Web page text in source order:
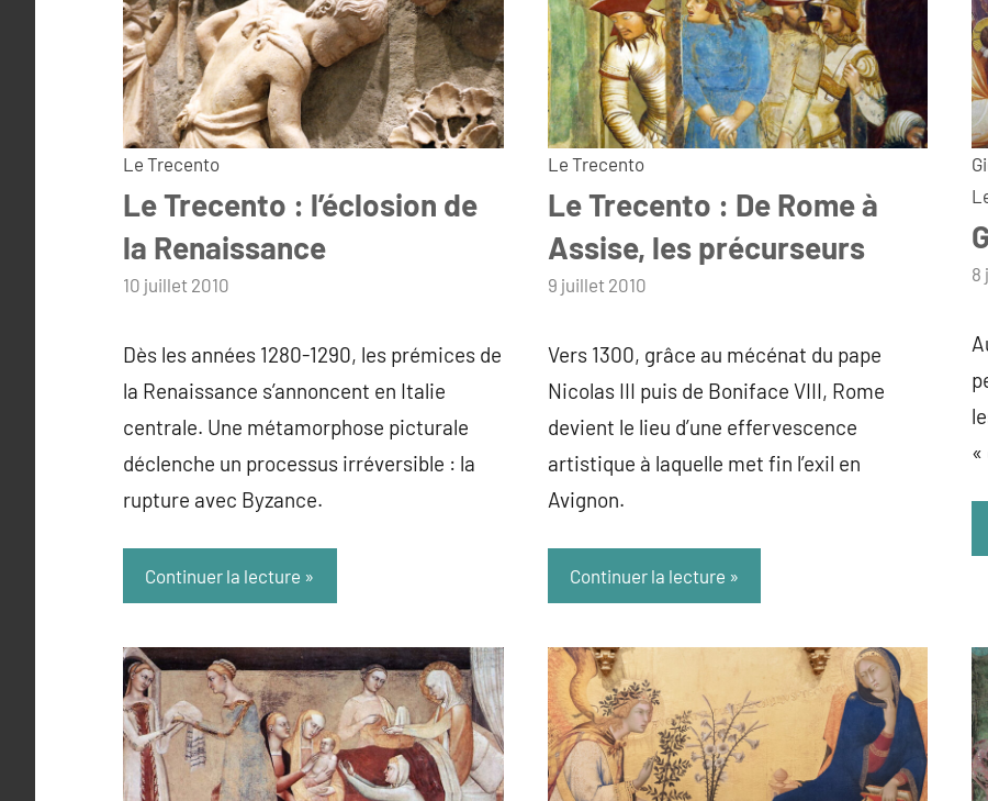
Le Trecento
Le Trecento : l’éclosion de
la Renaissance
par
10 juillet 2010
Dès les années 1280-1290, les prémices de
la Renaissance s’annoncent en Italie
centrale. Une métamorphose picturale
déclenche un processus irréversible : la
rupture avec Byzance.
Continuer la lecture
Le Trecento
Le Trecento : De Rome à
Assise, les précurseurs
par
9 juillet 2010
Vers 1300, grâce au mécénat du pape
Nicolas III puis de Boniface VIII, Rome
devient le lieu d’une effervescence
artistique à laquelle met fin l’exil en
Avignon.
Continuer la lecture
8
«